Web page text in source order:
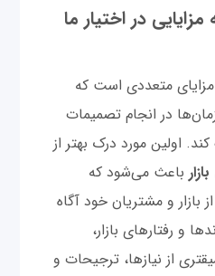
در اختیار ما
مزایای متعددی است که
در انجام تصمیمات
اولین مورد درک بهتر از
باعث می‌شود که
و مشتریان خود آگاه
و رفتارهای بازار،
از نیازها، ترجیحات و